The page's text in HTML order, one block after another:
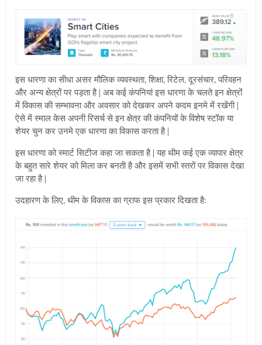
इस धारणा का सीधा असरमौलिक व्यवस्थता, शिक्षा, रिटेल, दूरसंचार, परिवहन
और अन्य क्षेत्रों पर पड़ता है | अब कई कंपनियां इस धारणा के चलते इन क्षेत्रों
में विकास की सम्भावना और अवसार को देखकर अपने कदम इनमे में रखेंगी |
ऐसे में स्माल केस अपनी रिसर्च से इन क्षेत्र की कंपनियों के विशेष स्टॉक या
शेयर चुन कर उनमे एक धारणा का विकास करता है |
इस धारणा को स्मार्ट सिटीज कहा जा सकता है | यह थीम कई एक व्यापार क्षेत्र
के बहुत सारे शेयर को मिला कर बनती है और इसमें सभी स्तरों पर विकास देखा
जा रहा है |
उदहारण के लिए, थीम के विकास का ग्राफ इस प्रकार दिखता है: